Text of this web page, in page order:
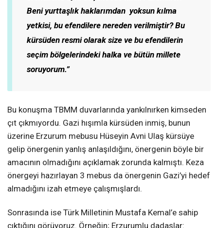
Beni yurttaşlık haklarımdan yoksun kılma
yetkisi, bu efendilere nereden verilmiştir? Bu
kürsüden resmi olarak size ve bu efendilerin
seçim bölgelerindeki halka ve bütün millete
soruyorum.”
Bu konuşma TBMM duvarlarında yankılnırken kimseden
çıt çıkmıyordu. Gazi hışımla kürsüden inmiş, bunun
üzerine Erzurum mebusu Hüseyin Avni Ulaş kürsüye
gelip önergenin yanlış anlaşıldığını, önergenin böyle bir
amacının olmadığını açıklamak zorunda kalmıştı. Keza
önergeyi hazırlayan 3 mebus da önergenin Gazi’yi hedef
almadığını izah etmeye çalışmışlardı.
Sonrasında ise Türk Milletinin Mustafa Kemal’e sahip
çıktığını görüyoruz. Örneğin; Erzurumlu dadaşlar: